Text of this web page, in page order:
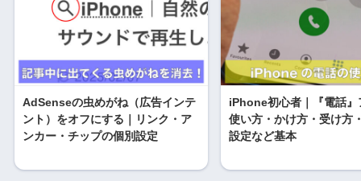
AdSenseの虫めがね（広告インテ
ント）をオフにする｜リンク・ア
ンカー・チップの個別設定
iPhone初心者｜『電話』
使い方・かけ方・受け方
設定など基本